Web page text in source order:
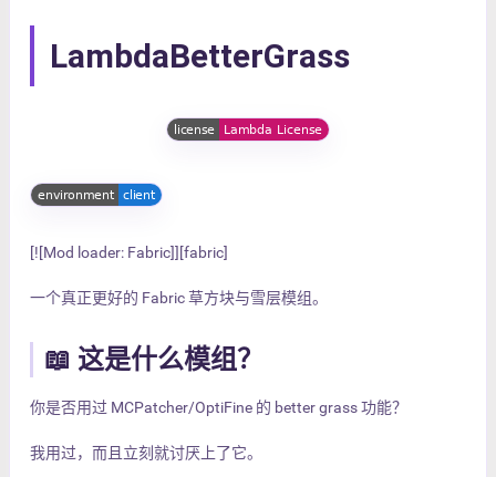
LambdaBetterGrass
[![Mod loader: Fabric]][fabric]
一个真正更好的 Fabric 草方块与雪层模组。
📖 这是什么模组？
你是否用过 MCPatcher/OptiFine 的 better grass 功能？
我用过，而且立刻就讨厌上了它。